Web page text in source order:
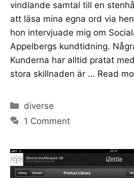
vindlande samtal till en
att läsa mina egna ord via
hon intervjuade mig om
Appelbergs kundtidning.
Kunderna har alltid pratat
stora skillnaden är … Read
Categories
diverse
1 Comment